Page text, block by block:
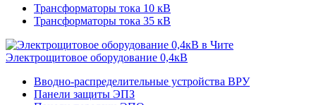
Трансформаторы тока 10 кВ
Трансформаторы тока 35 кВ
Электрощитовое оборудование 0,4кВ
Вводно-распределительные устройства ВРУ
Панели защиты ЭПЗ